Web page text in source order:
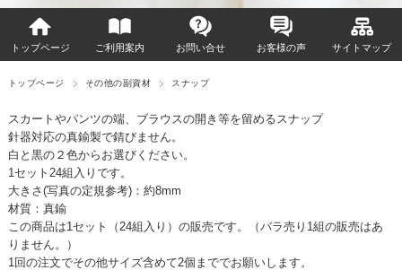
トップページ ご利用案内 お問い合せ お客様の声 サイトマップ
トップページ その他の副資材 スナップ
スカートやパンツの端、ブラウスの開き等を留めるスナップ
針器対応の真鍮製で錆びません。
白と黒の２色からお選びください。
1セット24組入りです。
大きさ(写真の定規参考)：約8mm
材質：真鍮
この商品は1セット（24組入り）の販売です。（バラ売り1組の販売はあ
りません。）
1回の注文でその他サイズ含めて2個まででお願いします。